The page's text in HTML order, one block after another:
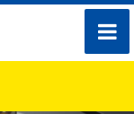
toggle